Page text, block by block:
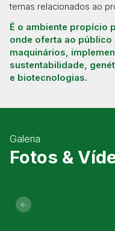
temas relacionados ao
É o ambiente propício
onde oferta ao
maquinários,
sustentabilidade,
e biotecnologias.
Galeria
Fotos &